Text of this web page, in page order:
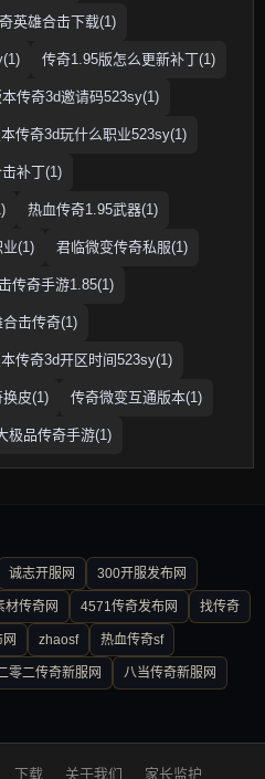
英雄合击下载(1)
传奇1.95版怎么更新补丁(1)
传奇3d邀请码523sy(1)
传奇3d玩什么职业523sy(1)
补丁(1)
热血传奇1.95武器(1)
(1) 君临微变传奇私服(1)
传奇手游1.85(1)
击传奇(1)
传奇3d开区时间523sy(1)
皮(1) 传奇微变互通版本(1)
极品传奇手游(1)
诚志开服网 300开服发布网
材传奇网 4571传奇发布网 找传奇
zhaosf 热血传奇sf
零二传奇新服网 八当传奇新服网
下载 关于我们 家长监护